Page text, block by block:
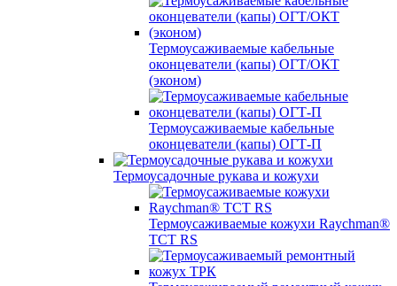
Термоусаживаемые кабельные
оконцеватели (капы) ОГТ/ОКТ
(эконом)
Термоусаживаемые кабельные
оконцеватели (капы) ОГТ-П
Термоусадочные рукава и кожухи
Термоусаживаемые кожухи Raychman®
TCT RS